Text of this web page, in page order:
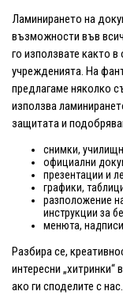
Ламинирането на
възможности във
го използвате както
учрежденията. На
предлагаме няколко
използва
защитата и
снимки,
официални
презентации и
графики,
разположение
инструкции за
менюта,
Разбира се,
интересни
ако ги споделите с нас.